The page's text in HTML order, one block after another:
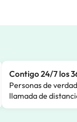
Contigo 24/7 los
Personas de
llamada de